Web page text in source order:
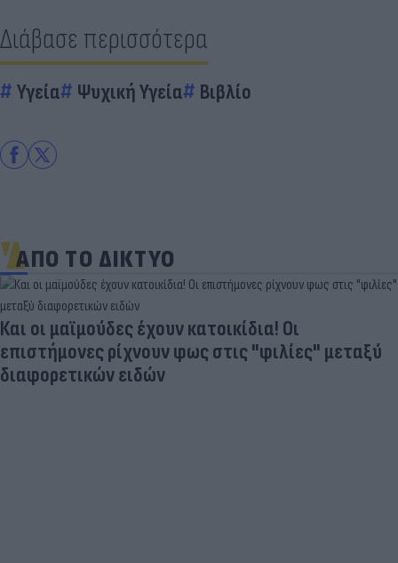
Διάβασε περισσότερα
Υγεία Ψυχική Υγεία Βιβλίο
ΑΠΟ ΤΟ ΔΙΚΤΥΟ